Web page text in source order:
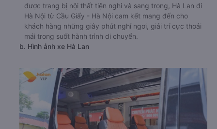
được trang bị nội thất tiện nghi và sang trọng, Hà Lan đi
Hà Nội từ Cầu Giấy - Hà Nội cam kết mang đến cho
khách hàng những giây phút nghỉ ngơi, giải trí cực thoải
mái trong suốt hành trình di chuyển.
b. Hình ảnh xe Hà Lan